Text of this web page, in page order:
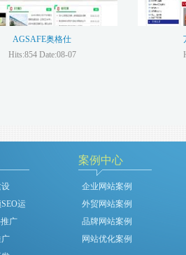
AGSAFE奥格仕
Hits:854 Date:08-07
运
广
案例中心
企业网站案例
外贸网站案例
品牌网站案例
网站优化案例